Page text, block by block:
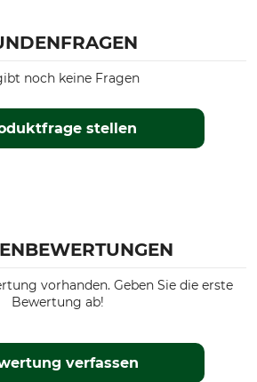
stellen
noch keine Fragen
vorhanden. Geben Sie die erste
Bewertung ab!
verfassen